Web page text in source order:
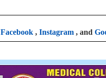
Facebook , Instagram , and